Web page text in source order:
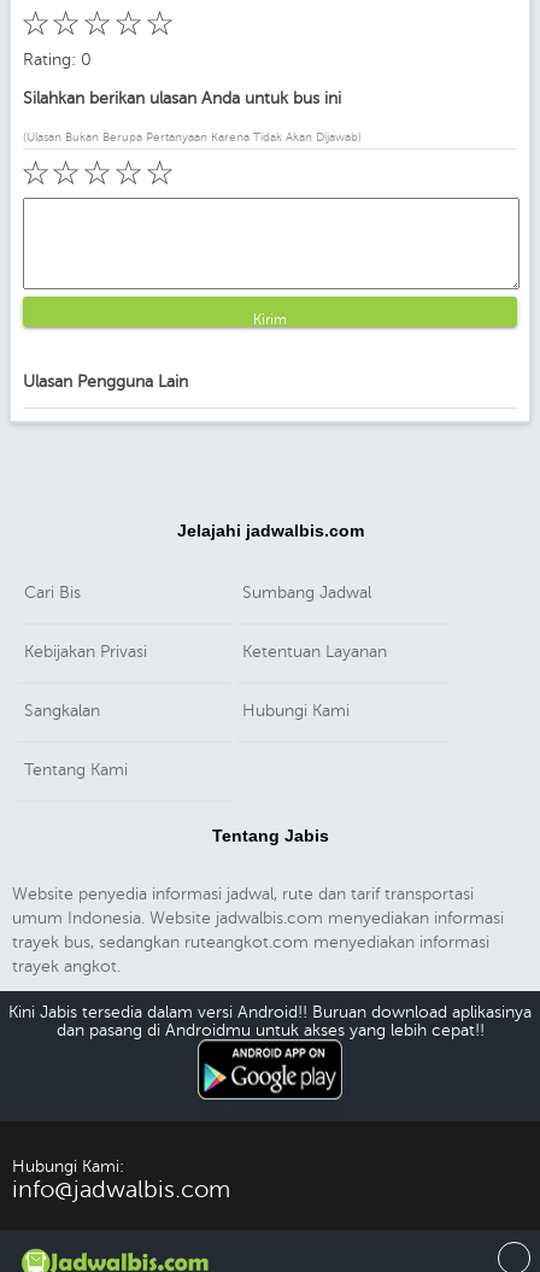
☆
☆
☆
☆
☆
Rating: 0
Silahkan berikan ulasan Anda untuk bus ini
(Ulasan Bukan Berupa Pertanyaan Karena Tidak Akan Dijawab)
☆
☆
☆
☆
☆
Kirim
Ulasan Pengguna Lain
Jelajahi jadwalbis.com
Cari Bis Sumbang Jadwal
Kebijakan Privasi Ketentuan Layanan
Sangkalan Hubungi Kami
Tentang Kami
Tentang Jabis
Website penyedia informasi jadwal, rute dan tarif transportasi
umum Indonesia. Website jadwalbis.com menyediakan informasi
trayek bus, sedangkan ruteangkot.com menyediakan informasi
trayek angkot.
Kini Jabis tersedia dalam versi Android!! Buruan download aplikasinya
dan pasang di Androidmu untuk akses yang lebih cepat!!
Hubungi Kami:
info@jadwalbis.com